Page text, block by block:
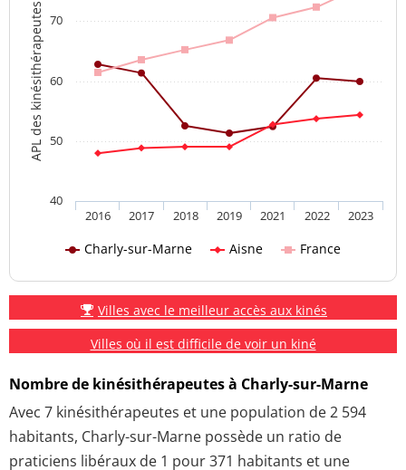
APL des kinésithérapeutes
Charly-sur-Marne Aisne France
2016 2017 2018 2019 2021 2022 2023
40
50
60
70
Villes avec le meilleur accès aux kinés
Villes où il est difficile de voir un kiné
Nombre de kinésithérapeutes à Charly-sur-Marne
Avec 7 kinésithérapeutes et une population de 2 594
habitants, Charly-sur-Marne possède un ratio de
praticiens libéraux de 1 pour 371 habitants et une